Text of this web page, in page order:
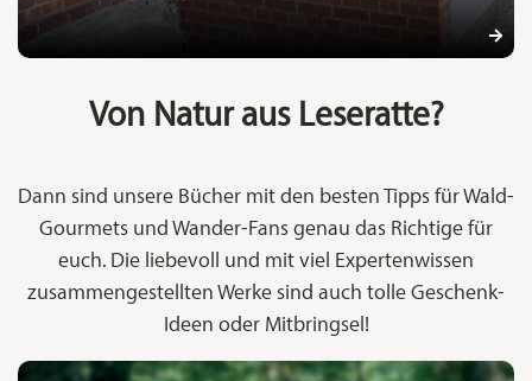
Von Natur aus Leseratte?
Dann sind unsere Bücher mit den besten Tipps für Wald-
Gourmets und Wander-Fans genau das Richtige für
euch. Die liebevoll und mit viel Expertenwissen
zusammengestellten Werke sind auch tolle Geschenk-
Ideen oder Mitbringsel!